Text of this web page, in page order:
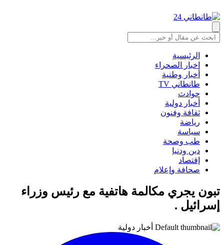
الرئيسية
اخبار الصحراء
أخبار وطنية
طانطاني TV
حوادث
أخبار دولية
ثقافة وفنون
رياضة
سياسة
طب وصحة
دين ودنيا
إقتصاد
صحافة وإعلام
تبون يجري مكالمة هاتفية مع رئيس وزراء
إسرائيل .
أخبار دولية